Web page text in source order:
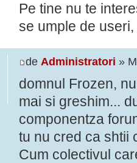
Pe tine nu te
se umple de
de Administratori »
domnul Frozen,
mai si greshim...
componentza
tu nu cred ca shtii
Cum colectivul